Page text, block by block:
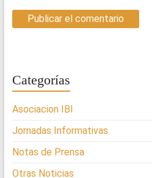
Categorías
Asociacion IBI
Jornadas Informativas
Notas de Prensa
Otras Noticias